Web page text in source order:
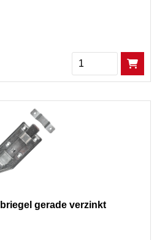
Menge
gerade verzinkt